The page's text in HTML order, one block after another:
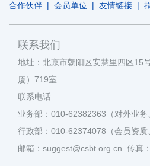
合作伙伴 | 会员单位 | 友情链接 |
联系我们
地址：北京市朝阳区安慧里四区15
厦）719室
联系电话
业务部：010-62382363（对外业务
行政部：010-62374078（会员资质
邮箱：suggest@csbt.org.cn 传真